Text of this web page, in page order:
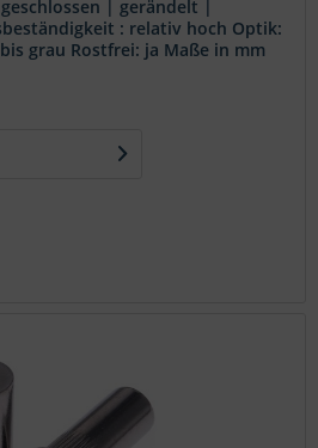
| gerändelt |
: relativ hoch Optik:
grau Rostfrei: ja Maße in mm
werden dort verwendet, wo ein
gibt eine zusätzliche